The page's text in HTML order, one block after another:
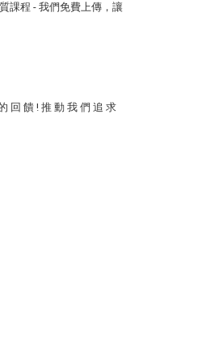
課程 - 我們免費上傳，讓
回 饋 ! 推 動 我 們 追 求